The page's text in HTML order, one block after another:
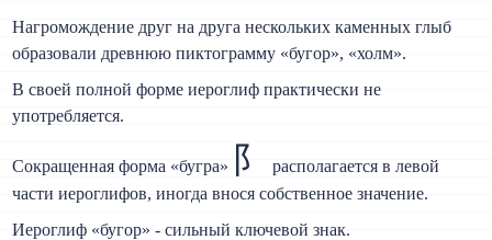
Нагромождение друг на друга нескольких каменных глыб
образовали древнюю пиктограмму «бугор», «холм».
В своей полной форме иероглиф практически не
употребляется.
Сокращенная форма «бугра» 阝
располагается в левой
части иероглифов, иногда внося собственное значение.
Иероглиф «бугор» - сильный ключевой знак.